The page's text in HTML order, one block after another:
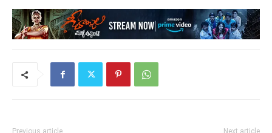
Previous article Next article